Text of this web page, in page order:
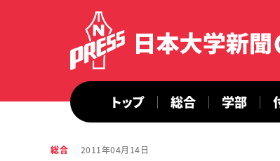
トップ 総合 学部
総合 2011年04月14日